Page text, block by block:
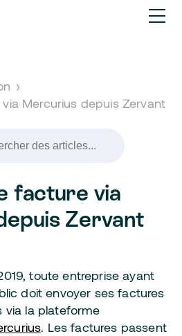
›
Mercurius depuis Zervant
facture via
Zervant
toute entreprise ayant
doit envoyer ses factures
la plateforme
. Les factures passent